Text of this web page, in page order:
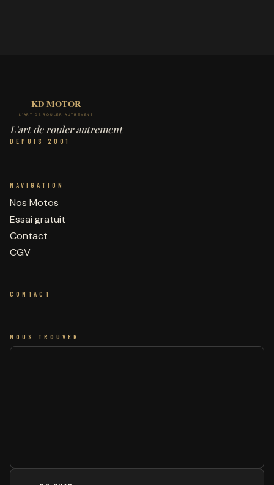
L'art de rouler autrement
DEPUIS 2001
NAVIGATION
Nos Motos
Essai gratuit
Contact
CGV
CONTACT
NOUS TROUVER